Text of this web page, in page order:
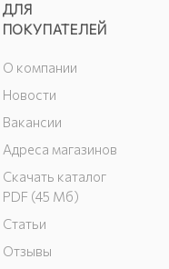
ДЛЯ
ПОКУПАТЕЛЕЙ
О компании
Новости
Вакансии
Адреса магазинов
Скачать каталог
PDF (45 Мб)
Статьи
Отзывы